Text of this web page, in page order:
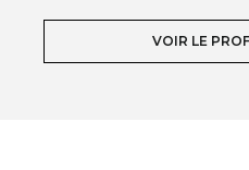
VOIR LE